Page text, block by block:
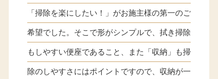
「掃除を楽にしたい！」がお施主様の第一のご
希望でした。そこで形がシンプルで、拭き掃除
もしやすい便座であること、また「収納」も掃
除のしやすさにはポイントですので、収納が一